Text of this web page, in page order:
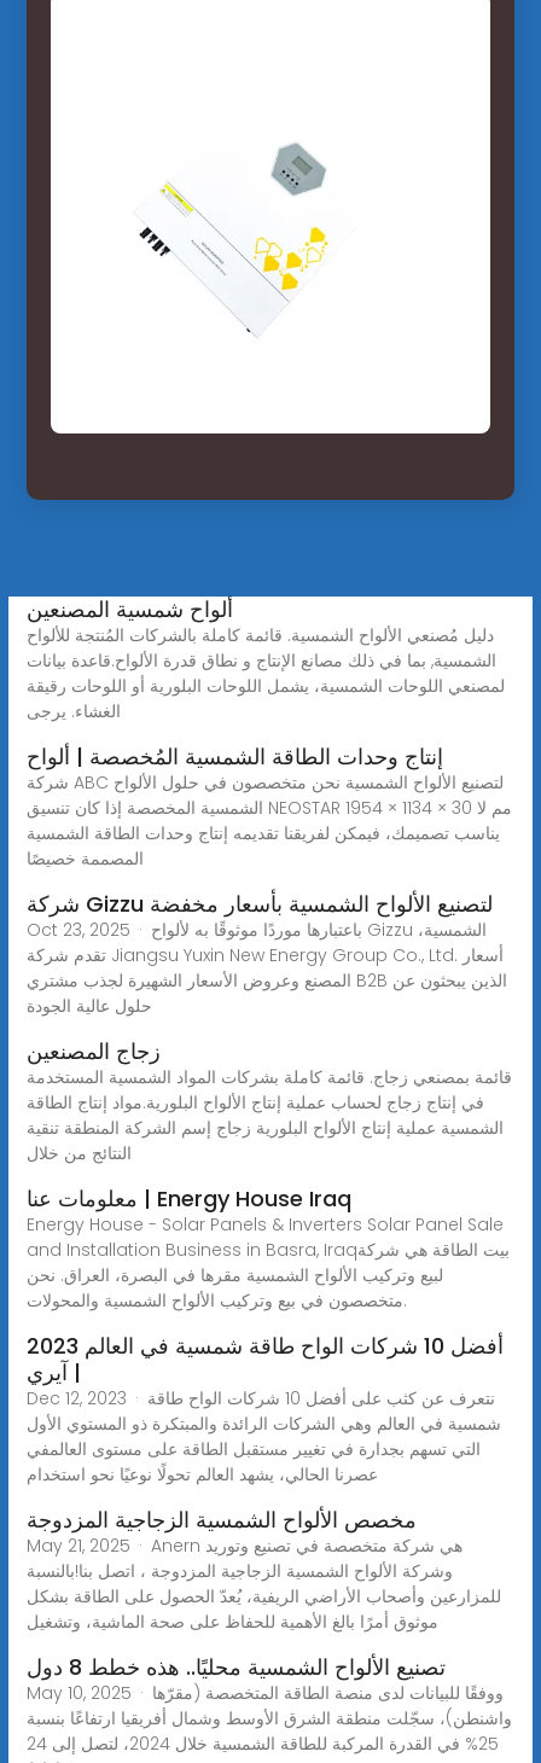
ألواح شمسية المصنعين
دليل مُصنعي الألواح الشمسية. قائمة كاملة بالشركات المُنتجة للألواح
الشمسية, بما في ذلك مصانع الإنتاج و نطاق قدرة الألواح.قاعدة بيانات
لمصنعي اللوحات الشمسية، يشمل اللوحات البلورية أو اللوحات رقيقة
الغشاء. يرجى
إنتاج وحدات الطاقة الشمسية المُخصصة | ألواح
شركة ABC لتصنيع الألواح الشمسية نحن متخصصون في حلول الألواح
الشمسية المخصصة إذا كان تنسيق NEOSTAR 1954 × 1134 × 30 مم لا
يناسب تصميمك، فيمكن لفريقنا تقديمه إنتاج وحدات الطاقة الشمسية
المصممة خصيصًا
شركة Gizzu لتصنيع الألواح الشمسية بأسعار مخفضة
Oct 23, 2025 · باعتبارها موردًا موثوقًا به لألواح Gizzu الشمسية،
تقدم شركة Jiangsu Yuxin New Energy Group Co., Ltd. أسعار
المصنع وعروض الأسعار الشهيرة لجذب مشتري B2B الذين يبحثون عن
حلول عالية الجودة
زجاج المصنعين
قائمة بمصنعي زجاج. قائمة كاملة بشركات المواد الشمسية المستخدمة
في إنتاج زجاج لحساب عملية إنتاج الألواح البلورية.مواد إنتاج الطاقة
الشمسية عملية إنتاج الألواح البلورية زجاج إسم الشركة المنطقة تنقية
النتائج من خلال
معلومات عنا | Energy House Iraq
Energy House - Solar Panels & Inverters Solar Panel Sale
and Installation Business in Basra, Iraqبيت الطاقة هي شركة
لبيع وتركيب الألواح الشمسية مقرها في البصرة، العراق. نحن
متخصصون في بيع وتركيب الألواح الشمسية والمحولات.
أفضل 10 شركات الواح طاقة شمسية في العالم 2023
| آيري
Dec 12, 2023 · نتعرف عن كثب على أفضل 10 شركات الواح طاقة
شمسية في العالم وهي الشركات الرائدة والمبتكرة ذو المستوي الأول
التي تسهم بجدارة في تغيير مستقبل الطاقة على مستوى العالمفي
عصرنا الحالي، يشهد العالم تحولًا نوعيًا نحو استخدام
مخصص الألواح الشمسية الزجاجية المزدوجة
May 21, 2025 · Anern هي شركة متخصصة في تصنيع وتوريد
وشركة الألواح الشمسية الزجاجية المزدوجة ، اتصل بنا!بالنسبة
للمزارعين وأصحاب الأراضي الريفية، يُعدّ الحصول على الطاقة بشكل
موثوق أمرًا بالغ الأهمية للحفاظ على صحة الماشية، وتشغيل
تصنيع الألواح الشمسية محليًا.. هذه خطط 8 دول
May 10, 2025 · ووفقًا للبيانات لدى منصة الطاقة المتخصصة (مقرّها
واشنطن)، سجّلت منطقة الشرق الأوسط وشمال أفريقيا ارتفاعًا بنسبة
25% في القدرة المركبة للطاقة الشمسية خلال 2024، لتصل إلى 24